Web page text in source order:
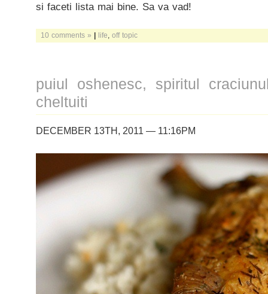
si faceti lista mai bine. Sa va vad!
10 comments » | life off topic
puiul oshenesc, spiritul
cheltuiti
DECEMBER 13TH, 2011 — 11:16PM